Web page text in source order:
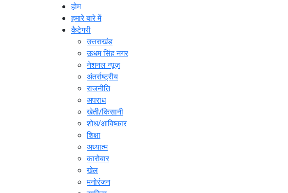
होम
हमारे बारे में
कैटेगरी
उत्तराखंड
ऊधम सिंह नगर
नेशनल न्यूज़
अंतर्राष्ट्रीय
राजनीति
अपराध
खेती/किसानी
शोध/आविष्कार
शिक्षा
अध्यात्म
कारोबार
खेल
मनोरंजन